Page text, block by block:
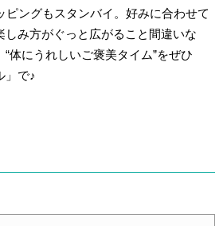
ピングもスタンバイ。好みに合わせて
しみ方がぐっと広がること間違いな
体にうれしいご褒美タイム”をぜひ
」で♪